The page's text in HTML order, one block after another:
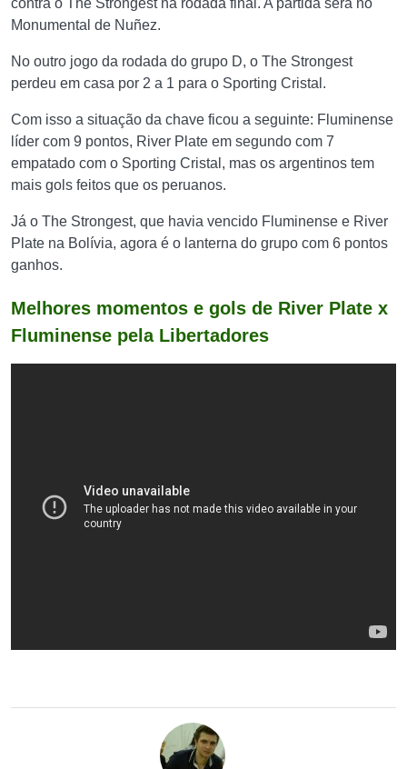
contra o The Strongest na rodada final. A partida será no
Monumental de Nuñez.
No outro jogo da rodada do grupo D, o The Strongest
perdeu em casa por 2 a 1 para o Sporting Cristal.
Com isso a situação da chave ficou a seguinte: Fluminense
líder com 9 pontos, River Plate em segundo com 7
empatado com o Sporting Cristal, mas os argentinos tem
mais gols feitos que os peruanos.
Já o The Strongest, que havia vencido Fluminense e River
Plate na Bolívia, agora é o lanterna do grupo com 6 pontos
ganhos.
Melhores momentos e gols de River Plate x
Fluminense pela Libertadores